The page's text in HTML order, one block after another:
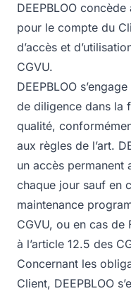
DEEPBLOO
pour le compte du
d’accès et
CGVU.
DEEPBLOO
de diligence dans la
qualité,
aux règles de l’art.
un accès permanent
chaque jour sauf en
maintenance
CGVU, ou en cas de
à l’article 12.5 des
Concernant les
Client, DEEPBLOO